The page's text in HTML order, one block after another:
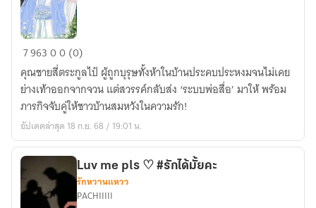
เก
หนุ่ม
ผู้
นี้
มี
ภารกิจ
ทำให้
ผู้คน
รัก
796300 (0)
คุณชายสี่ตระกูลไป๋ ผู้ถูกบุรุษทั้งห้าในบ้านประคบประหงมจนไม่เคย
ย่างเท้าออกจากจวน แต่สวรรค์กลับส่ง ‘ระบบพ่อสื่อ’ มาให้ พร้อม
ภารกิจจับคู่ให้ชาวบ้านสมหวังในความรัก!
อัปเดตล่าสุด 18 ก.ย. 68 / 19:01 น.
Luv me pls ♡ #รักได้มั้ยคะ
รักหวานแหวว
PACHIIIII